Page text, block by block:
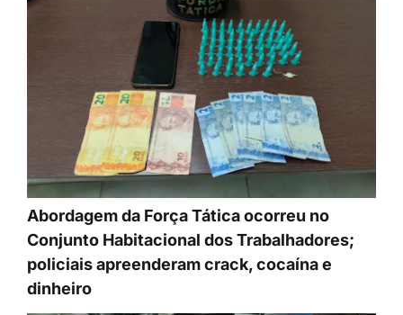
Abordagem da Força Tática ocorreu no
Conjunto Habitacional dos Trabalhadores;
policiais apreenderam crack, cocaína e
dinheiro